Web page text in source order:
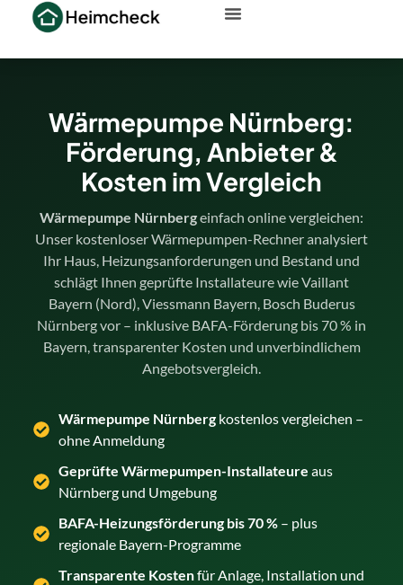
Wärmepumpe Nürnberg:
Förderung, Anbieter &
Kosten im Vergleich
Wärmepumpe Nürnbergeinfach online vergleichen:
Unser kostenloser Wärmepumpen-Rechner analysiert
Ihr Haus, Heizungsanforderungen und Bestand und
schlägt Ihnen geprüfte Installateure wie Vaillant
Bayern (Nord), Viessmann Bayern, Bosch Buderus
Nürnberg vor – inklusive BAFA-Förderung bis 70 % in
Bayern, transparenter Kosten und unverbindlichem
Angebotsvergleich.
Wärmepumpe Nürnbergkostenlos vergleichen –
ohne Anmeldung
Geprüfte Wärmepumpen-Installateure aus
Nürnberg und Umgebung
BAFA-Heizungsförderung bis 70 %– plus
regionale Bayern-Programme
Transparente Kostenfür Anlage, Installation und